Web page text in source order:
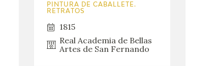
PINTURA DE CABALLETE.
RETRATOS
1815
Real Academia de Bellas
Artes de San Fernando